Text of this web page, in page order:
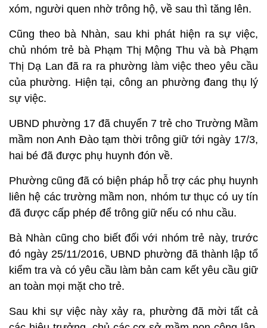
xóm, người quen nhờ trông hộ, về sau thì tăng lên.
Cũng theo bà Nhàn, sau khi phát hiện ra sự việc,
chủ nhóm trẻ bà Phạm Thị Mộng Thu và bà Phạm
Thị Dạ Lan đã ra ra phường làm việc theo yêu cầu
của phường. Hiện tại, công an phường đang thụ lý
sự việc.
UBND phường 17 đã chuyển 7 trẻ cho Trường Mầm
mầm non Anh Đào tạm thời trông giữ tới ngày 17/3,
hai bé đã được phụ huynh đón về.
Phường cũng đã có biện pháp hỗ trợ các phụ huynh
liên hệ các trường mầm non, nhóm tư thục có uy tín
đã được cấp phép để trông giữ nếu có nhu cầu.
Bà Nhàn cũng cho biết đối với nhóm trẻ này, trước
đó ngày 25/11/2016, UBND phường đã thành lập tổ
kiểm tra và có yêu cầu làm bản cam kết yêu cầu giữ
an toàn mọi mặt cho trẻ.
Sau khi sự việc này xảy ra, phường đã mời tất cả